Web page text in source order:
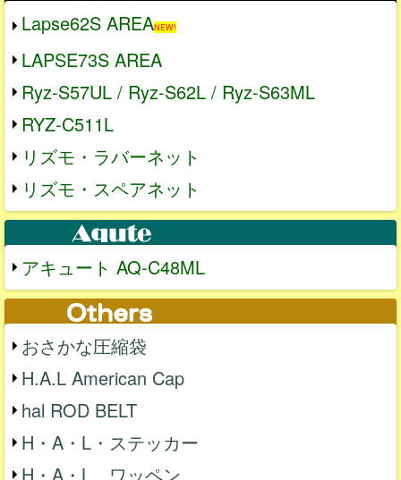
Lapse62S AREANEW!
LAPSE73S AREA
Ryz-S57UL / Ryz-S62L / Ryz-S63ML
RYZ-C511L
リズモ・ラバーネット
リズモ・スペアネット
アキュート AQ-C48ML
おさかな圧縮袋
H.A.L American Cap
hal ROD BELT
H・A・L・ステッカー
H・A・L ワッペン